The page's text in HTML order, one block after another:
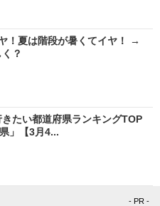
！夏は階段が暑くてイヤ！ →
？
きたい都道府県ランキングTOP
」【3月4...
- PR -